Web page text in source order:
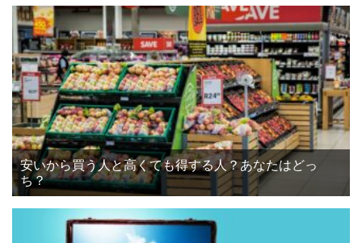
安いから買う人と高くても得する人？あなたはどっ
ち？